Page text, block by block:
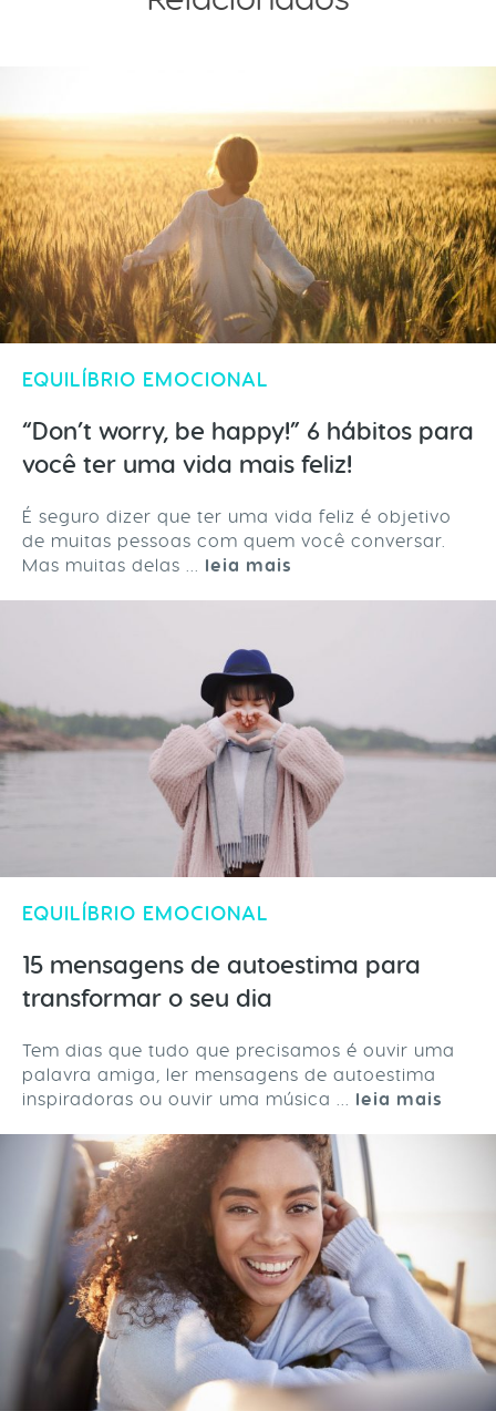
EQUILÍBRIO EMOCIONAL
“Don’t worry, be happy!” 6 hábitos para
você ter uma vida mais feliz!
É seguro dizer que ter uma vida feliz é objetivo
de muitas pessoas com quem você conversar.
Mas muitas delas ... leia mais
EQUILÍBRIO EMOCIONAL
15 mensagens de autoestima para
transformar o seu dia
Tem dias que tudo que precisamos é ouvir uma
palavra amiga, ler mensagens de autoestima
inspiradoras ou ouvir uma música ... leia mais